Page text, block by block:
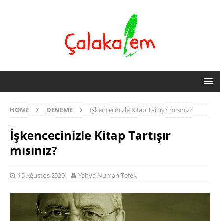
HOME DENEME İşkencecinizle Kitap Tartışır mısınız?
İşkencecinizle Kitap Tartışır
mısınız?
15 Ağustos 2020 Yahya Numan Tefek